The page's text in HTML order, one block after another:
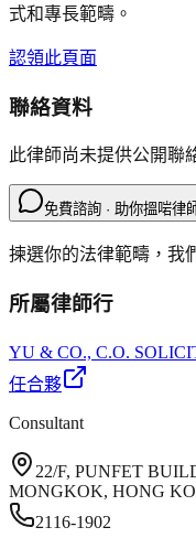
式和專長範疇。
認領此頁面
聯絡資料
此律師尚未提供公開聯
免費諮詢 · 助你搵啱律
揀選你的法律範疇，我
所屬律師行
YU & CO., C.O.
任合夥
Consultant
22/F, PUNFET
MONGKOK, HONG
2116-1902